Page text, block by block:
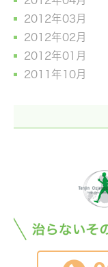
2012年03月
2012年02月
2012年01月
2011年10月